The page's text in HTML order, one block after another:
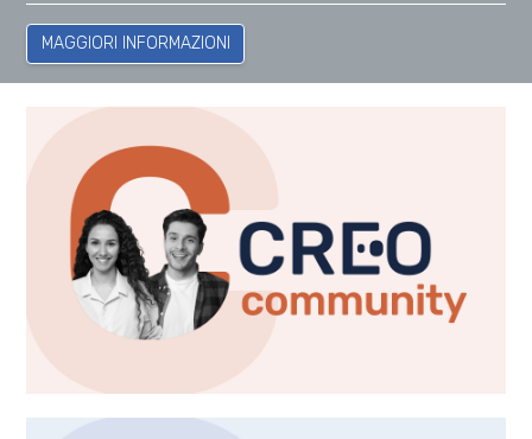
MAGGIORI INFORMAZIONI